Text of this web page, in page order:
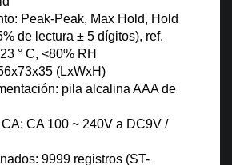
Peak-Peak, Max Hold, Hold
de lectura ± 5 dígitos), ref.
° C, <80% RH
(LxWxH)
pila alcalina AAA de
CA 100 ~ 240V a DC9V /
9999 registros (ST-